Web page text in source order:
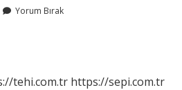
Yorum Bırak
tehi.com.tr https://sepi.com.tr